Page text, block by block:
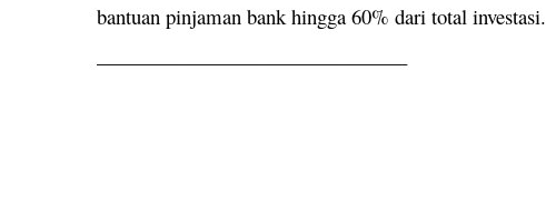
bantuan pinjaman bank hingga 60% dari total investasi.